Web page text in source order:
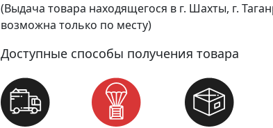
(Выдача товара находящегося в г. Шахты, г.
возможна только по месту)
Доступные способы получения товара